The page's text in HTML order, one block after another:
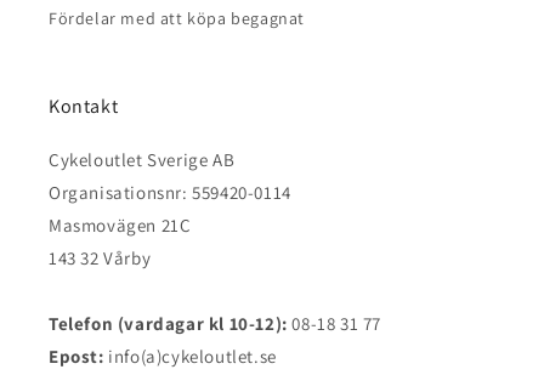
Fördelar med att köpa begagnat
Kontakt
Cykeloutlet Sverige AB
Organisationsnr: 559420-0114
Masmovägen 21C
143 32 Vårby
Telefon (vardagar kl 10-12): 08-18 31 77
Epost: info(a)cykeloutlet.se